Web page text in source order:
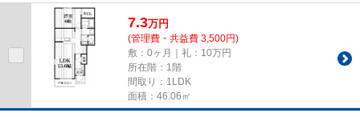
209mのところにあります。こ...
7.3万円
(管理費・共益費 3,500円)
敷：0ヶ月｜礼：10万円
所在階：1階
間取り：1LDK
面積：46.06㎡